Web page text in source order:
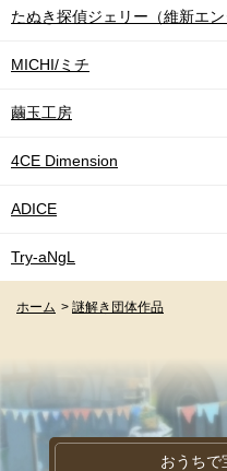
たぬき探偵ジェリー（維新エ
MICHI/ミチ
繭玉工房
4CE Dimension
ADICE
Try-aNgL
ホーム > 謎解き団体作品
おうちで